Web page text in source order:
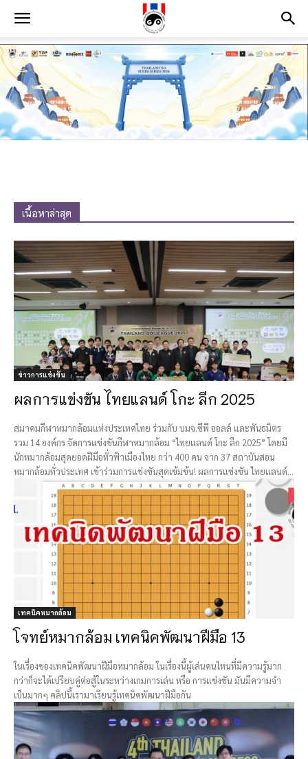
เนื้อหาล่าสุด
ข่าวการแข่งขัน
ผลการแข่งขัน ไทยแลนด์ โกะ ลีก 2025
สมาคมกีฬาหมากล้อมแห่งประเทศไทย ร่วมกับ บมจ.ซีพี ออลล์ และพันธมิตร
รวม 14 องค์กร จัดการแข่งขันกีฬาหมากล้อม “ไทยแลนด์ โกะ ลีก 2025” โดยมี
นักหมากล้อมสุดยอดฝีมือทั่วฟ้าเมืองไทย กว่า 400 คน จาก 37 สถาบันสอน
หมากล้อมทั่วประเทศ เข้าร่วมการแข่งขันสุดเข้มข้น! ผลการแข่งขัน ไทยแลนด์...
เทคนิคหมากล้อม
โจทย์หมากล้อม เทคนิคพัฒนาฝีมือ 13
ในเรื่องของเทคนิคพัฒนาฝีมือหมากล้อม ในเรื่องนี้ผู้เล่นคนไหนที่มีความรู้มาก
กว่าก็จะได้เปรียบคู่ต่อสู้ในระหว่างเกมการเล่น หรือ การแข่งขัน มันมีความจำ
เป็นมากๆ คลิปนี้เรามาเรียนรู้เทคนิคพัฒนาฝีมือกัน